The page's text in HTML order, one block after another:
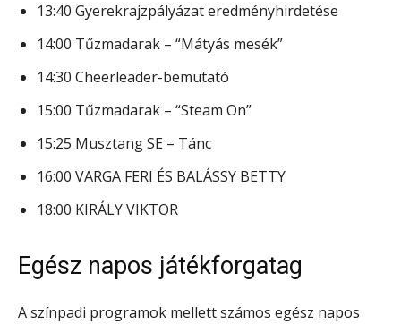
13:40 Gyerekrajzpályázat eredményhirdetése
14:00 Tűzmadarak – “Mátyás mesék”
14:30 Cheerleader-bemutató
15:00 Tűzmadarak – “Steam On”
15:25 Musztang SE – Tánc
16:00 VARGA FERI ÉS BALÁSSY BETTY
18:00 KIRÁLY VIKTOR
Egész napos játékforgatag
A színpadi programok mellett számos egész napos